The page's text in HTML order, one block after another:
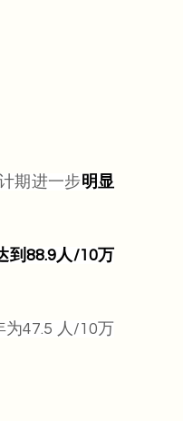
期进一步明显
到88.9人/10万
为47.5 人/10万